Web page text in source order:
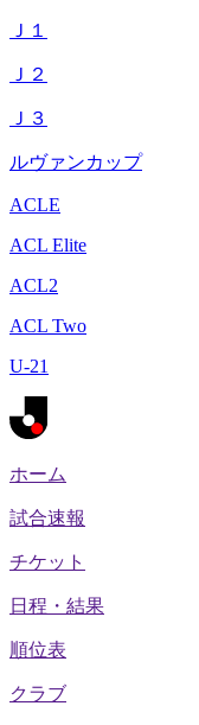
Ｊ１
Ｊ２
Ｊ３
ルヴァンカップ
ACLE
ACL Elite
ACL2
ACL Two
U-21
ホーム
試合速報
チケット
日程・結果
順位表
クラブ